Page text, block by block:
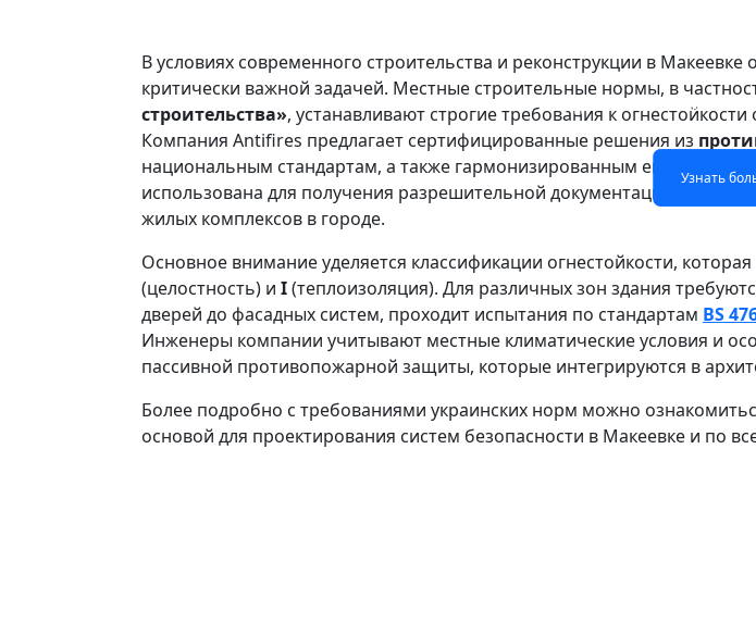
ОДНОСЛОЙНОЕ
Узнать
ДВУХСЛОЙНОЕ
Узнать
ПРОТИВОПОЖАРНОЕ
Узнать
ОГНЕОПАСНАЯ
Узнать
В условиях современного строительства и реконструкции в
критически важной задачей. Местные строительные нормы, в
строительства», устанавливают строгие требования к
Компания Antifires предлагает сертифицированные решения из
национальным стандартам, а также гармонизированным
использована для получения разрешительной документации при
жилых комплексов в городе.
Основное внимание уделяется классификации огнестойкости,
(целостность) и I(теплоизоляция). Для различных зон здания
дверей до фасадных систем, проходит испытания по стандартам BS
Инженеры компании учитывают местные климатические условия и
пассивной противопожарной защиты, которые интегрируются в
Более подробно с требованиями украинских норм можно
основой для проектирования систем безопасности в Макеевке и по